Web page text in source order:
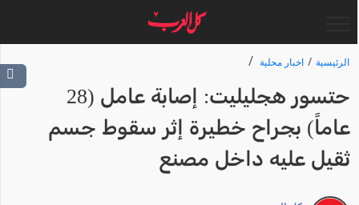
الرئيسية اخبار محلية
حتسور هجليليت: إصابة عامل (28
عاماً) بجراح خطيرة إثر سقوط جسم
ثقيل عليه داخل مصنع